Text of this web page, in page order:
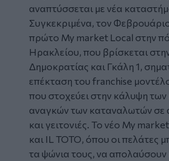
αναπτύσσεται με νέα
Συγκεκριμένα, τον
πρώτο My market Local στην
Ηρακλείου, που βρίσκεται
Δημοκρατίας και Γκάλη 1,
επέκταση του franchise
που στοχεύει στην κάλυψη
αναγκών των καταναλωτών σε
και γειτονιές. Το νέο My
και IL TOTO, όπου οι πελάτες
τα ψώνια τους, να απολαύσουν